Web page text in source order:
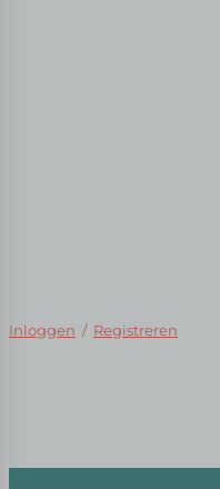
Inloggen / Registreren